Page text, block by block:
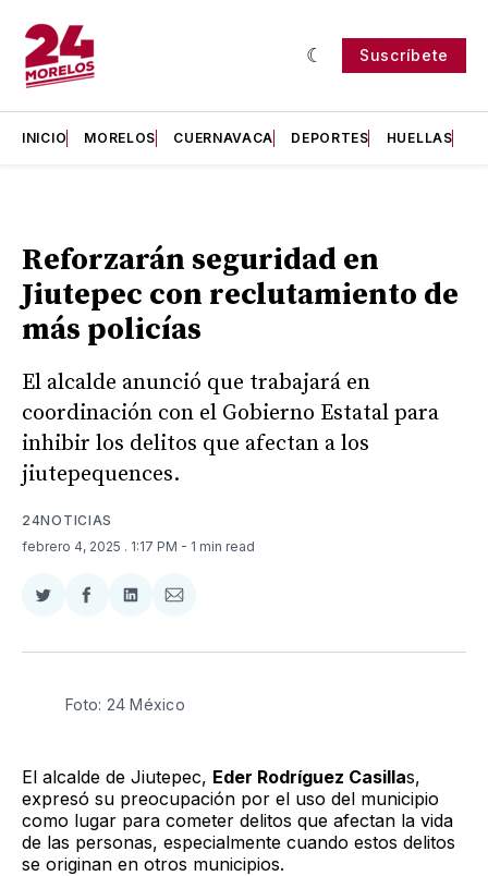
Suscríbete
INICIO MORELOS CUERNAVACA DEPORTES HUELLAS
Reforzarán seguridad en
Jiutepec con reclutamiento de
más policías
El alcalde anunció que trabajará en
coordinación con el Gobierno Estatal para
inhibir los delitos que afectan a los
jiutepequences.
24NOTICIAS
febrero 4, 2025 . 1:17 PM - 1 min read
Compartir
Twitter
Compartir
Facebook
Compartir
LinkedIn
Compartir
Email
Foto: 24 México
El alcalde de Jiutepec, Eder Rodríguez Casillas,
expresó su preocupación por el uso del municipio
como lugar para cometer delitos que afectan la vida
de las personas, especialmente cuando estos delitos
se originan en otros municipios.